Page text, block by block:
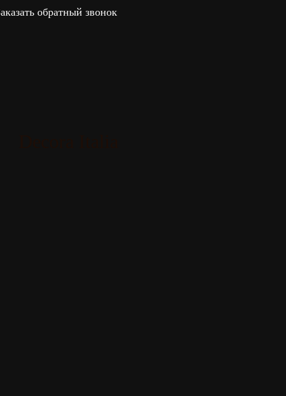
обратный звонок